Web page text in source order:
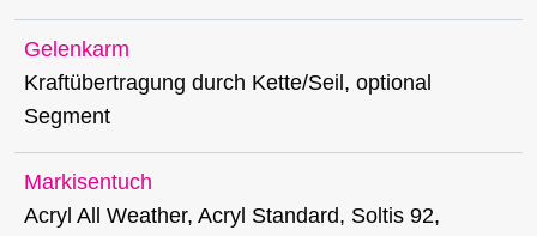
Gelenkarm
Kraftübertragung durch Kette/Seil, optional
Segment
Markisentuch
Acryl All Weather, Acryl Standard, Soltis 92,